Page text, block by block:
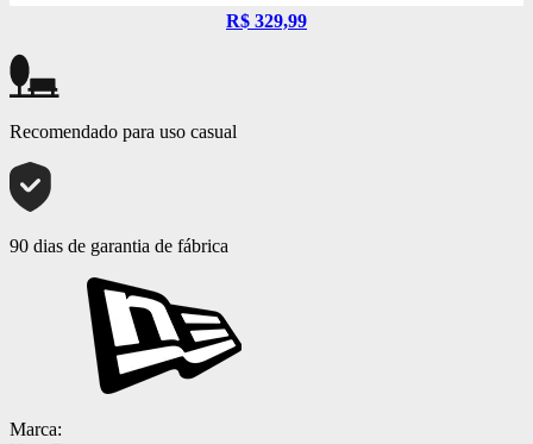
R$ 329,99
Recomendado para uso casual
90 dias de garantia de fábrica
Marca: